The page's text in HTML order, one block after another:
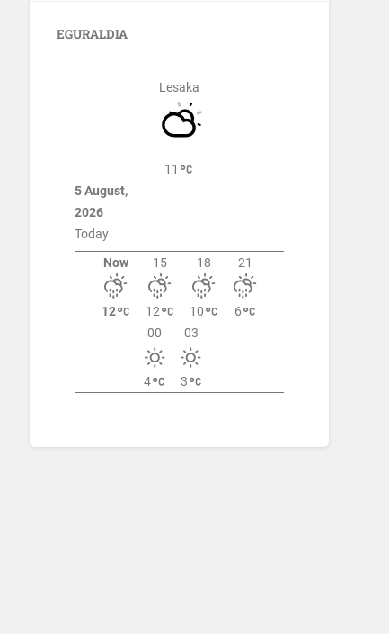
EGURALDIA
Lesaka
11
5 August,
2026
Today
Now
12
15
12
18
10
21
6
00
4
03
3